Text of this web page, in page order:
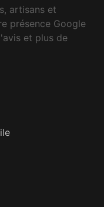
artisans et
présence Google
et plus de